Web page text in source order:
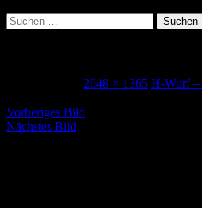
Suchen
nach:
2048 × 1365 H-Wurf –
Vorheriges Bild
Nächstes Bild